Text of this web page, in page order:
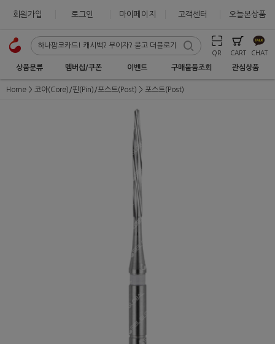
회원가입 로그인 마이페이지 고객센터 오늘본상품
QR CART CHAT
상품분류 멤버십/쿠폰 이벤트 구매물품조회 관심상품
Home 코아(Core)/핀(Pin)/포스트(Post) 포스트(Post)